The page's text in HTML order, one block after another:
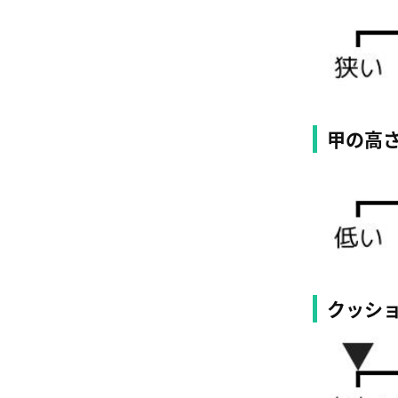
甲の高
クッシ